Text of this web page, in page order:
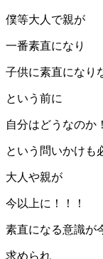
僕等大人で親が
一番素直になり
子供に素直になり
という前に
自分はどうなのか
という問いかけも
大人や親が
今以上に！！！
素直になる意識が
求められ